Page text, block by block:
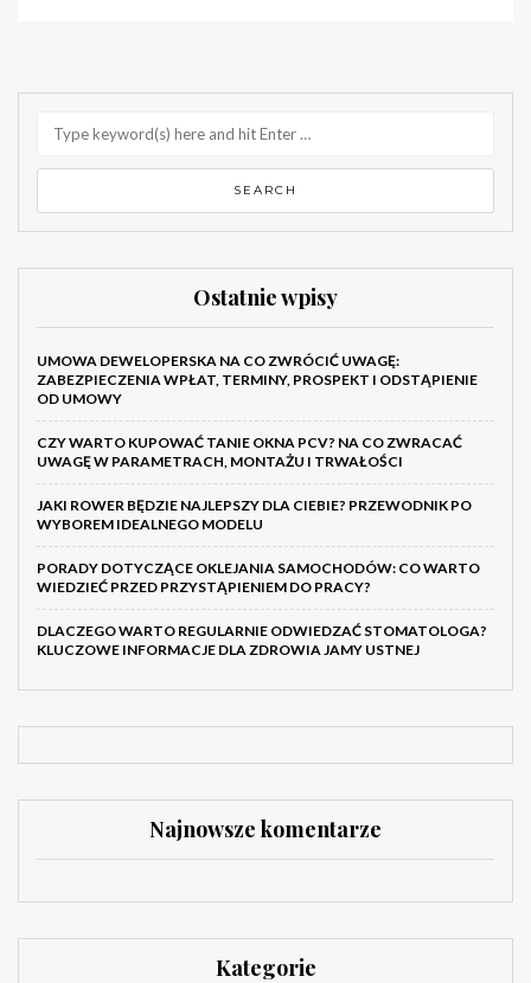
Ostatnie wpisy
UMOWA DEWELOPERSKA NA CO ZWRÓCIĆ UWAGĘ:
ZABEZPIECZENIA WPŁAT, TERMINY, PROSPEKT I ODSTĄPIENIE
OD UMOWY
CZY WARTO KUPOWAĆ TANIE OKNA PCV? NA CO ZWRACAĆ
UWAGĘ W PARAMETRACH, MONTAŻU I TRWAŁOŚCI
JAKI ROWER BĘDZIE NAJLEPSZY DLA CIEBIE? PRZEWODNIK PO
WYBOREM IDEALNEGO MODELU
PORADY DOTYCZĄCE OKLEJANIA SAMOCHODÓW: CO WARTO
WIEDZIEĆ PRZED PRZYSTĄPIENIEM DO PRACY?
DLACZEGO WARTO REGULARNIE ODWIEDZAĆ STOMATOLOGA?
KLUCZOWE INFORMACJE DLA ZDROWIA JAMY USTNEJ
Najnowsze komentarze
Kategorie